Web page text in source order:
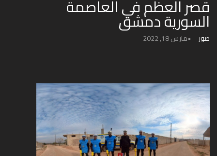
قصر العظم في العاصمة
السورية دمشق
صور مارس 18, 2022